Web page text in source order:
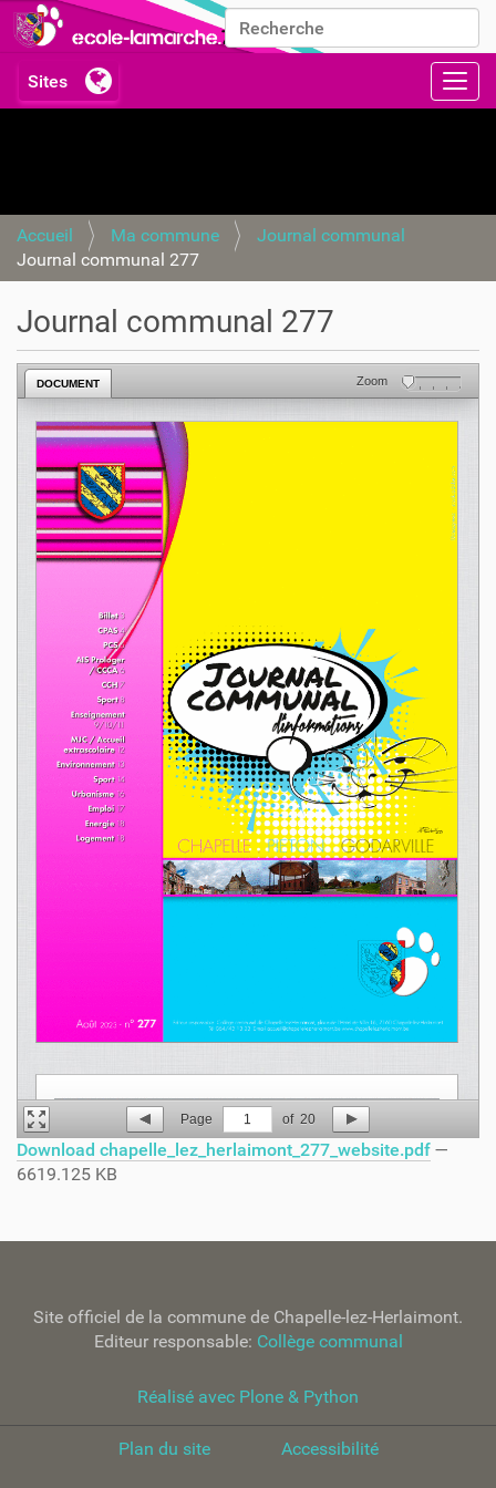
Chercher par
Recherche avancée…
Accueil Ma commune
Journal communal
Journal communal 277
Journal communal 277
DOCUMENT Zoom
Page 1 of 20
Download chapelle_lez_herlaimont_277_website.pdf —
6619.125 KB
Site officiel de la commune de Chapelle-lez-Herlaimont.
Editeur responsable: Collège communal
Réalisé avec Plone & Python
Plan du site Accessibilité